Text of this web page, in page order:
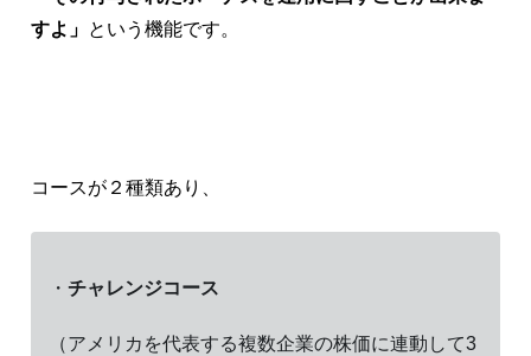
すよ」 という機能です。
コースが２種類あり、
・ チャレンジコース
（アメリカを代表する複数企業の株価に連動して3